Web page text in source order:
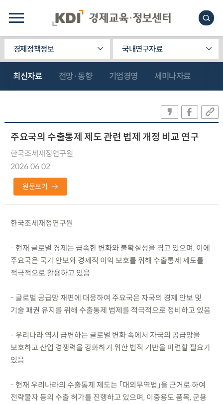
경제정책정보 국내연구자료
최신자료 전망·동향 기업경영 세미나자료
주요국의 수출통제 제도 관련 법제 개정 비교 연구
한국조세재정연구원
2026.06.02
원문보기
한국조세재정연구원
- 현재 글로벌 경제는 급속한 변화와 불확실성을 겪고 있으며, 이에
주요국은 국가 안보와 경제적 이익 보호를 위해 수출통제 제도를
적극적으로 활용하고 있음
- 글로벌 공급망 재편에 대응하여 주요국은 자국의 경제 안보 및
기술 패권 유지를 위해 수출통제 법제를 적극적으로 정비하고 있음
- 우리나라 역시 급변하는 글로벌 변화 속에서 자국의 공급망을
보호하고 산업 경쟁력을 강화하기 위한 법적 기반을 마련할 필요가
있음
- 현재 우리나라의 수출통제 제도는 「대외무역법」을 근거로 하여
전략물자 등의 수출 허가를 진행하고 있으며, 이중용도 품목, 군용